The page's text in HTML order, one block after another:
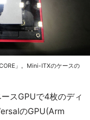
」。Mini-ITXのケースの
スGPUで4枚のディ
のGPU(Arm